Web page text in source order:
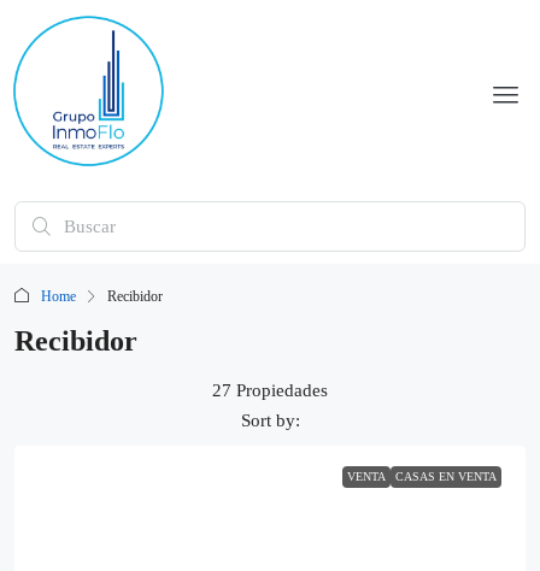
Home Recibidor
Recibidor
27 Propiedades
Sort by:
VENTA CASAS EN VENTA